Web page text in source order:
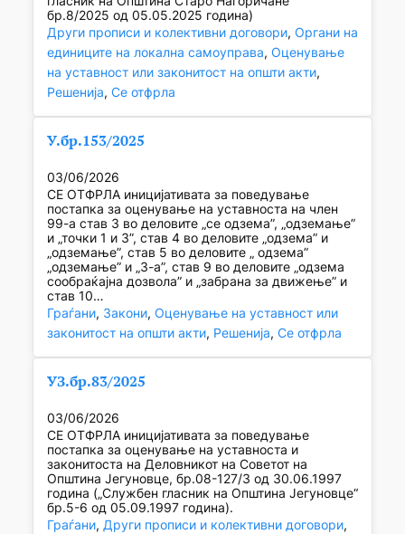
бр.8/2025 од 05.05.2025 година)
Други прописи и колективни договори, Органи на
единиците на локална самоуправа, Оценување
на уставност или законитост на општи акти
Решенија, Се отфрла
У.бр.153/2025
03/06/2026
СЕ ОТФРЛА иницијативата за поведување
постапка за оценување на уставноста на член
99-а став 3 во деловите „се одзема”, „одземање”
и „точки 1 и 3”, став 4 во деловите „одзема” и
„одземање”, став 5 во деловите „ одзема”
„одземање” и „3-а”, став 9 во деловите „одзема
сообраќајна дозвола” и „забрана за движење” и
став 10…
Граѓани, Закони, Оценување на уставност или
законитост на општи акти, Решенија, Се отфрла
УЗ.бр.83/2025
03/06/2026
СЕ ОТФРЛА иницијативата за поведување
постапка за оценување на уставноста и
законитоста на Деловникот на Советот на
Општина Јегуновце, бр.08-127/3 од 30.06.1997
година („Службен гласник на Општина Јегуновце“
бр.5-6 од 05.09.1997 година).
Граѓани, Други прописи и колективни договори